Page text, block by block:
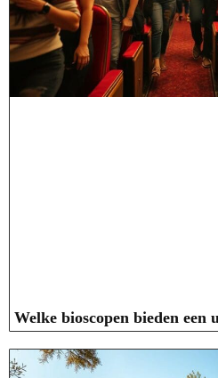
Welke bioscopen bieden